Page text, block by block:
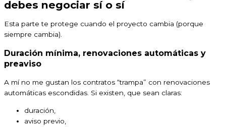
debes negociar sí o sí
Esta parte te protege cuando el proyecto cambia (porque
siempre cambia).
Duración mínima, renovaciones automáticas y
preaviso
A mí no me gustan los contratos “trampa” con renovaciones
automáticas escondidas. Si existen, que sean claras:
duración,
aviso previo,